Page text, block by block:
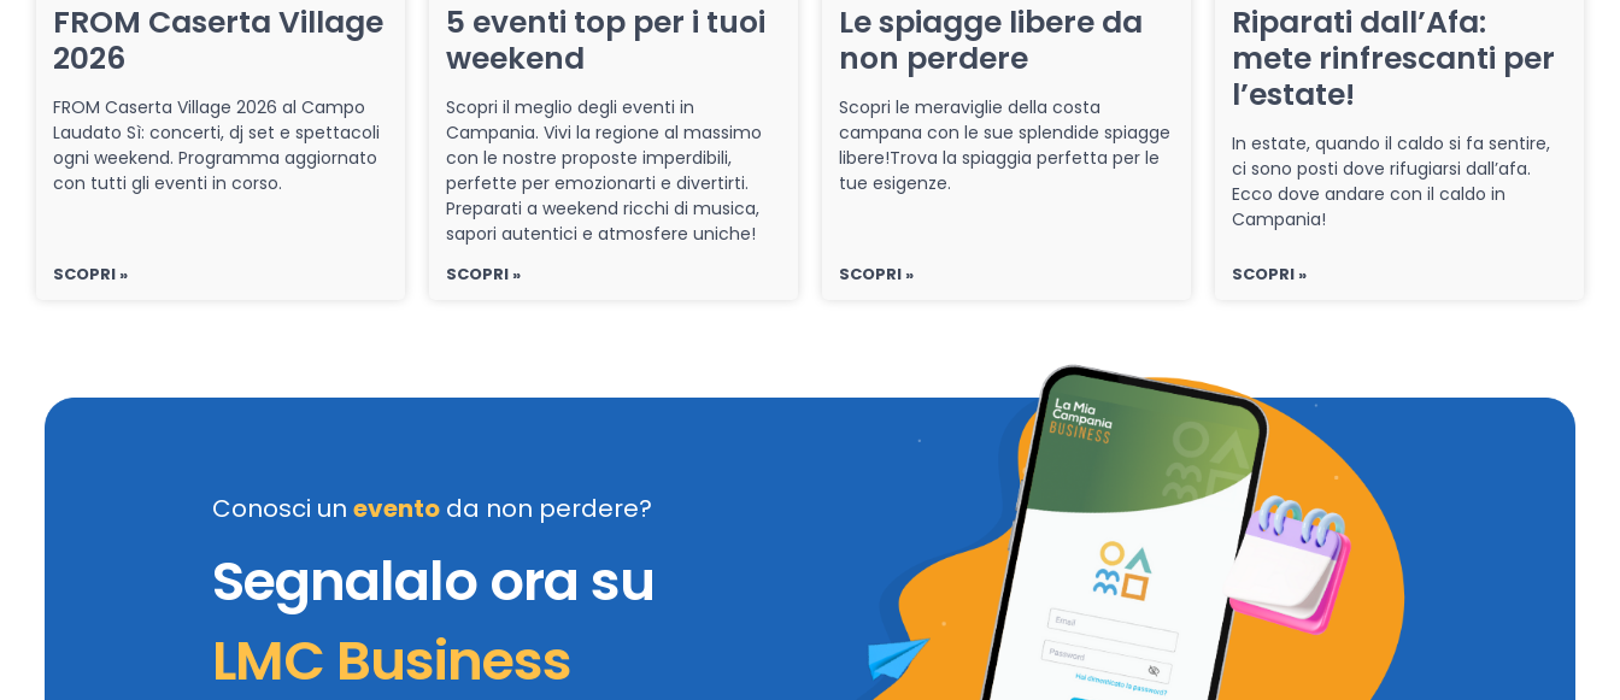
FROM Caserta Village
2026
FROM Caserta Village 2026 al Campo
Laudato Sì: concerti, dj set e spettacoli
ogni weekend. Programma aggiornato
con tutti gli eventi in corso.
SCOPRI »
5 eventi top per i tuoi
weekend
Scopri il meglio degli eventi in
Campania. Vivi la regione al massimo
con le nostre proposte imperdibili,
perfette per emozionarti e divertirti.
Preparati a weekend ricchi di musica,
sapori autentici e atmosfere uniche!
SCOPRI »
Le spiagge libere da
non perdere
Scopri le meraviglie della costa
campana con le sue splendide spiagge
libere!Trova la spiaggia perfetta per le
tue esigenze.
SCOPRI »
Riparati dall’Afa:
mete rinfrescanti per
l’estate!
In estate, quando il caldo si fa sentire,
ci sono posti dove rifugiarsi dall’afa.
Ecco dove andare con il caldo in
Campania!
SCOPRI »
Conosci un evento da non perdere?
Segnalalo ora su
LMC Business